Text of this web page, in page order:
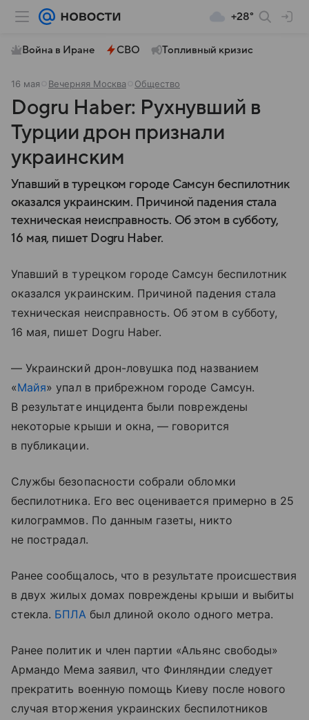
+28°
Война в Иране СВО Топливный кризис
16 мая Вечерняя Москва Общество
Dogru Haber: Рухнувший в
Турции дрон признали
украинским
Упавший в турецком городе Самсун беспилотник
оказался украинским. Причиной падения стала
техническая неисправность. Об этом в субботу,
16 мая, пишет Dogru Haber.
Упавший в турецком городе Самсун беспилотник
оказался украинским. Причиной падения стала
техническая неисправность. Об этом в субботу,
16 мая, пишет Dogru Haber.
— Украинский дрон-ловушка под названием
«Майя» упал в прибрежном городе Самсун.
В результате инцидента были повреждены
некоторые крыши и окна, — говорится
в публикации.
Службы безопасности собрали обломки
беспилотника. Его вес оценивается примерно в 25
килограммов. По данным газеты, никто
не пострадал.
Ранее сообщалось, что в результате происшествия
в двух жилых домах повреждены крыши и выбиты
стекла. БПЛАбыл длиной около одного метра.
Ранее политик и член партии «Альянс свободы»
Армандо Мема заявил, что Финляндии следует
прекратить военную помощь Киеву после нового
случая вторжения украинских беспилотников